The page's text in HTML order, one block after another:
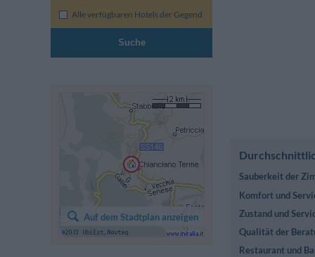
Alle verfügbaren Hotels der Gegend
Suche
Sauberkeit der
Komfort und
Zustand und
Qualität der
Restaurant und
Auf dem Stadtplan anzeigen